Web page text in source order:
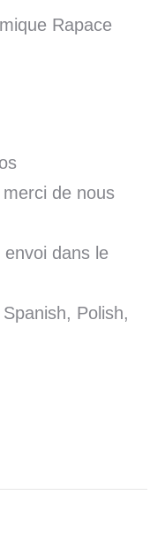
Rapace
de nous
dans le
Polish,